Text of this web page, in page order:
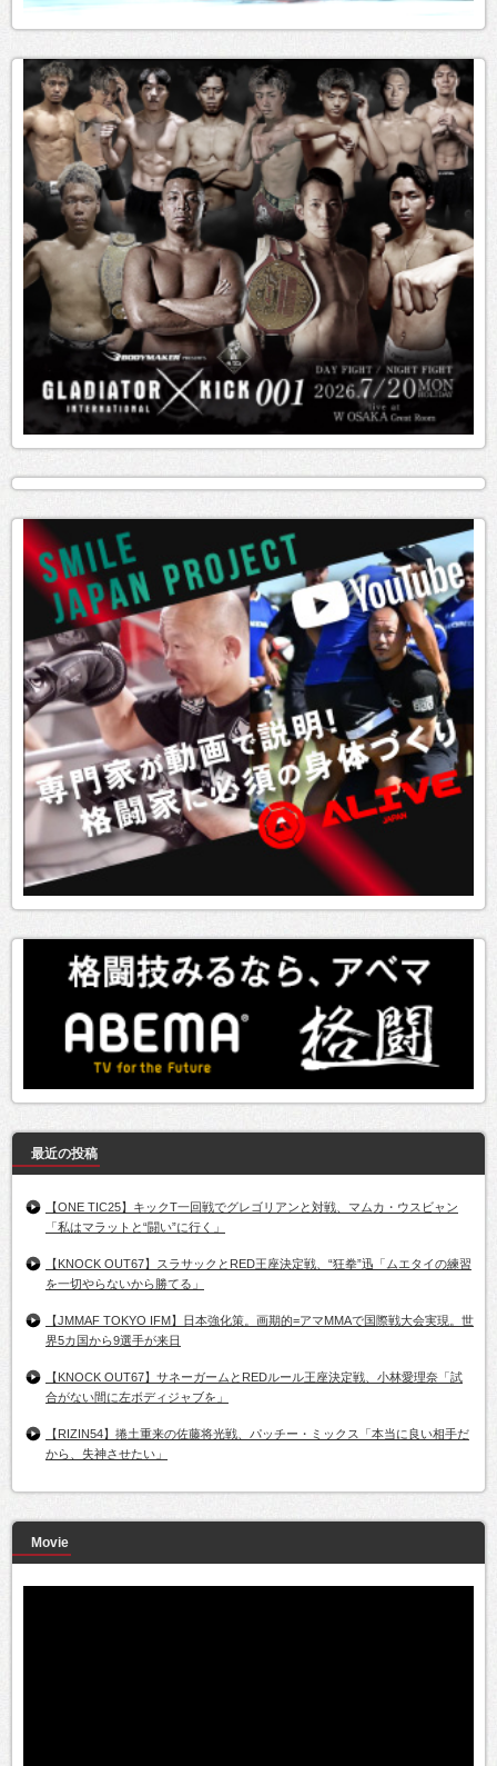
最近の投稿
【ONE TIC25】キックT一回戦でグレゴリアンと対戦、マムカ・ウスビャン
「私はマラットと“闘い”に行く」
【KNOCK OUT67】スラサックとRED王座決定戦、“狂拳”迅「ムエタイの練習
を一切やらないから勝てる」
【JMMAF TOKYO IFM】日本強化策。画期的=アマMMAで国際戦大会実現。世
界5カ国から9選手が来日
【KNOCK OUT67】サネーガームとREDルール王座決定戦、小林愛理奈「試
合がない間に左ボディジャブを」
【RIZIN54】捲土重来の佐藤将光戦、パッチー・ミックス「本当に良い相手だ
から、失神させたい」
Movie